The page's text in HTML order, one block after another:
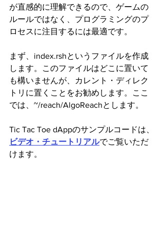
が直感的に理解できるので、ゲームの
ルールではなく、プログラミングのプ
ロセスに注目するには最適です。
まず、index.rshというファイルを作成
します。このファイルはどこに置いて
も構いませんが、カレント・ディレク
トリに置くことをお勧めします。ここ
では、~/reach/AlgoReachとします。
Tic Tac Toe dAppのサンプルコードは、
ビデオ・チュートリアルでご覧いただ
けます。